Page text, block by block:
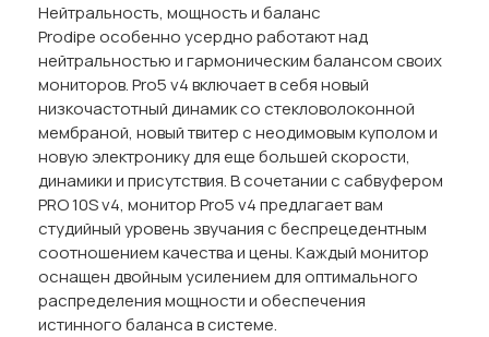
Нейтральность, мощность и баланс
Prodipe особенно усердно работают над
нейтральностью и гармоническим балансом своих
мониторов. Pro5 v4 включает в себя новый
низкочастотный динамик со стекловолоконной
мембраной, новый твитер с неодимовым куполом и
новую электронику для еще большей скорости,
динамики и присутствия. В сочетании с сабвуфером
PRO 10S v4, монитор Pro5 v4 предлагает вам
студийный уровень звучания с беспрецедентным
соотношением качества и цены. Каждый монитор
оснащен двойным усилением для оптимального
распределения мощности и обеспечения
истинного баланса в системе.